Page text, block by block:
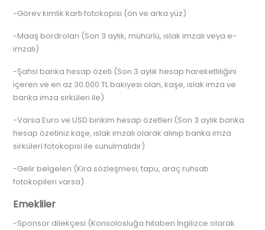
-Görev kimlik kartı fotokopisi (ön ve arka yüz)
-Maaş bordroları (Son 3 aylık, mühürlü, ıslak imzalı veya e-
imzalı)
-Şahsi banka hesap özeti (Son 3 aylık hesap hareketliliğini
içeren ve en az 30.000 TL bakiyesi olan, kaşe, ıslak imza ve
banka imza sirküleri ile)
-Varsa Euro ve USD birikim hesap özetleri (Son 3 aylık banka
hesap özetiniz kaşe, ıslak imzalı olarak alınıp banka imza
sirküleri fotokopisi ile sunulmalıdır)
-Gelir belgeleri (Kira sözleşmesi, tapu, araç ruhsatı
fotokopileri varsa)
Emekliler
-Sponsor dilekçesi (Konsolosluğa hitaben İngilizce olarak